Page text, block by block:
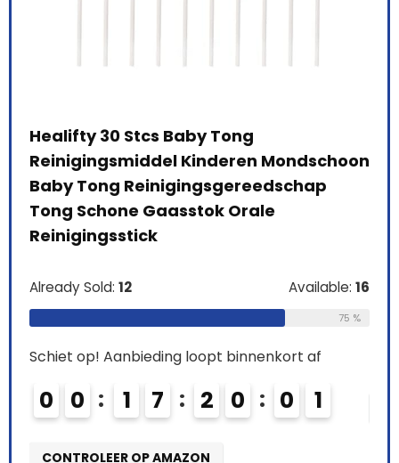
Healifty 30 Stcs Baby Tong
Reinigingsmiddel Kinderen Mondschoon
Baby Tong Reinigingsgereedschap
Tong Schone Gaasstok Orale
Reinigingsstick
Already Sold: 12 Available: 16
75 %
Schiet op! Aanbieding loopt binnenkort af
0 0 1 7 2 0 0 0
CONTROLEER OP AMAZON